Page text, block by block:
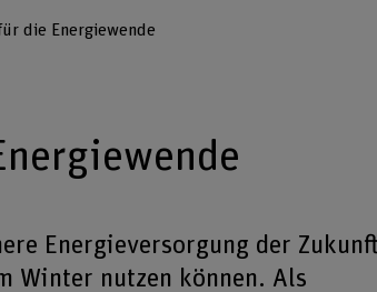
die Energiewende
Energieversorgung der
Winter nutzen können. Als